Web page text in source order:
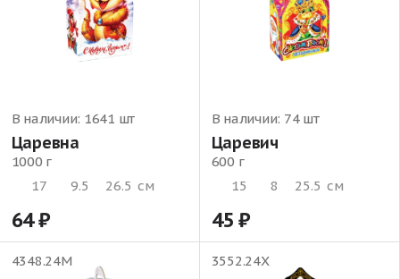
В наличии: 1641 шт
Царевна
1000 г
17
9.5 26.5 см
64
В наличии: 74 шт
Царевич
600 г
15
8 25.5 см
45
4348.24М 3552.24Х